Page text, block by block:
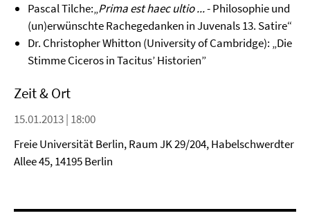
Pascal Tilche:„Prima est haec ultio ...- Philosophie und
(un)erwünschte Rachegedanken in Juvenals 13. Satire“
Dr. Christopher Whitton (University of Cambridge): „Die
Stimme Ciceros in Tacitus’ Historien”
Zeit & Ort
15.01.2013 | 18:00
Freie Universität Berlin, Raum JK 29/204, Habelschwerdter
Allee 45, 14195 Berlin